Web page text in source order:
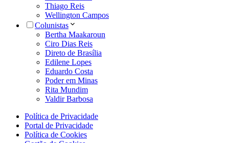
Thiago Reis
Wellington Campos
Colunistas
Bertha Maakaroun
Ciro Dias Reis
Direto de Brasília
Edilene Lopes
Eduardo Costa
Poder em Minas
Rita Mundim
Valdir Barbosa
Política de Privacidade
Portal de Privacidade
Política de Cookies